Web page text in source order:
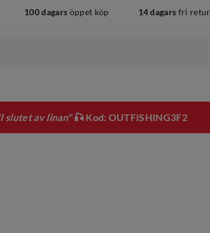
100 dagars öppet köp 14 dagars fri retur
slutet av linan"🎣 Kod: OUTFISHING3F2